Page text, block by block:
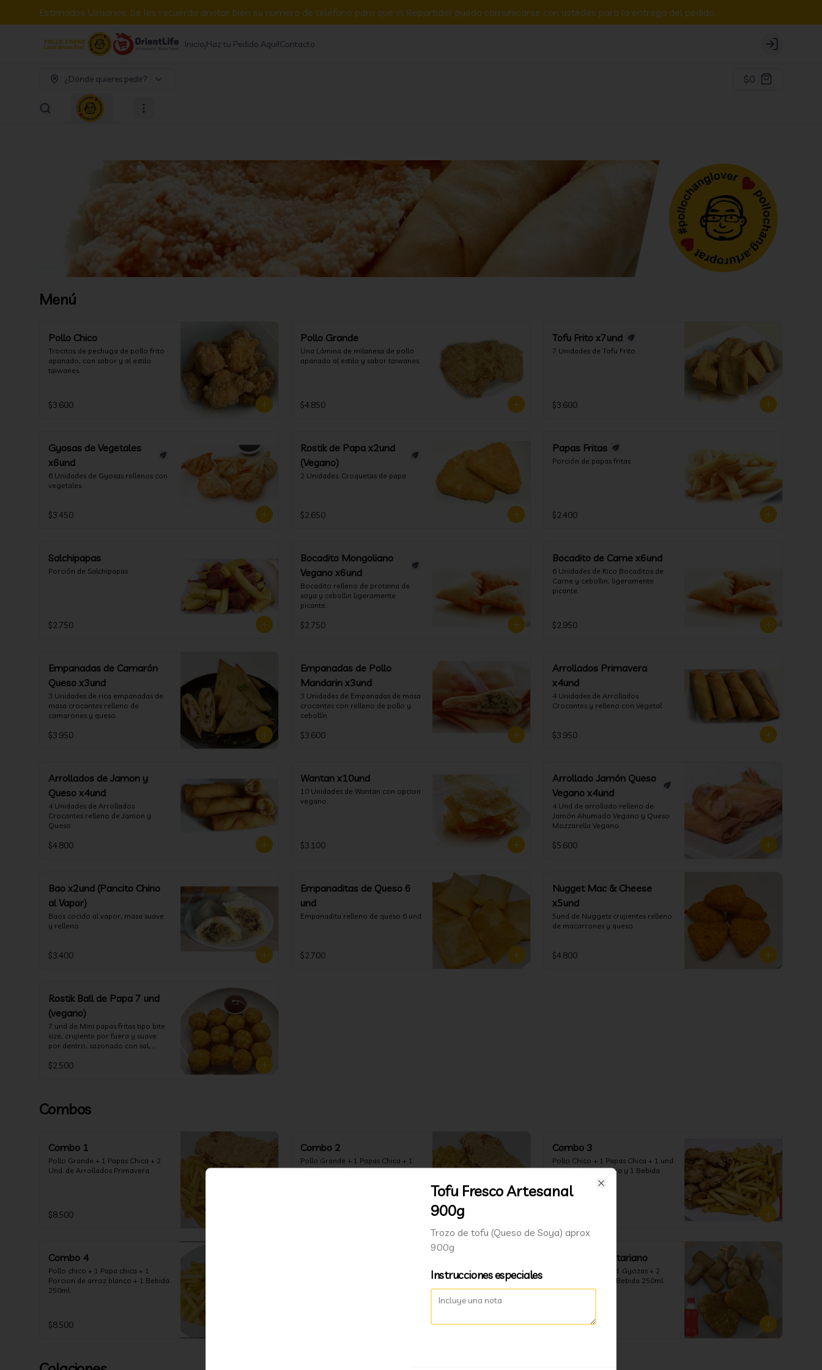
Estimados Usuarios: Se les recuerda anotar bien su numero de teléfono para que el Repartidor pueda comunicarse con ustedes para la entrega del pedido.
Inicio¡Haz tu Pedido Aqui!Contacto Login
¿Dónde quieres pedir? $0
Menú
Pollo Chico
Trocitos de pechuga de pollo frito
apanado, con sabor y al estilo
taiwanes.
$3.600
Pollo Grande
Una Lámina de milanesa de pollo
apanado al estilo y sabor taiwanes.
$4.850
Tofu Frito x7und
7 Unidades de Tofu Frito.
$3.600
Gyosas de Vegetales
x6und
6 Unidades de Gyosas rellenos con
vegetales.
$3.450
Rostik de Papa x2und
(Vegano)
2 Unidades. Croquetas de papa
$2.650
Papas Fritas
Porción de papas fritas
$2.400
Salchipapas
Porción de Salchipapas
$2.750
Bocadito Mongoliano
Vegano x6und
Bocadito relleno de proteina de
soya y cebollin ligeramente
picante.
$2.750
Bocadito de Carne x6und
6 Unidades de Rico Bocaditos de
Carne y cebollin, ligeramente
picante.
$2.950
Empanadas de Camarón
Queso x3und
3 Unidades de rica empanadas de
masa crocantes relleno de
camarones y queso.
$3.950
Empanadas de Pollo
Mandarin x3und
3 Unidades de Empanadas de masa
crocantes con relleno de pollo y
cebollín
$3.600
Arrollados Primavera
x4und
4 Unidades de Arrollados
Crocantes y relleno con Vegetal
$3.950
Arrollados de Jamon y
Queso x4und
4 Unidades de Arrollados
Crocantes relleno de Jamon y
Queso
$4.800
Wantan x10und
10 Unidades de Wantan con opcion
vegano.
$3.100
Arrollado Jamón Queso
Vegano x4und
4 Und de arrollado relleno de
Jamón Ahumado Vegano y Queso
Mozzarella Vegano.
$5.600
Bao x2und (Pancito Chino
al Vapor)
Baos cocido al vapor, masa suave
y relleno
$3.400
Empanaditas de Queso 6
und
Empanadita relleno de queso 6 und
$2.700
Nugget Mac & Cheese
x5und
5und de Nuggets crujientes relleno
de macarrones y queso.
$4.800
Rostik Ball de Papa 7 und
(vegano)
7 und de Mini papas fritas tipo bite
size, crujiente por fuera y suave
por dentro, sazonado con sal,
$2.500
Combos
Combo 1
Pollo Grande + 1 Papas Chica + 2
Und. de Arrollados Primavera.
$8.500
Combo 2
Pollo Grande + 1 Papas Chica + 1
Bebida 250ml.
Combo 3
Pollo Chico + 1 Papas Chica + 1 und
arrollado primavera y 1 Bebida
Combo 4
Pollo chico + 1 Papa chica + 1
Porcion de arroz blanco + 1 Bebida
250ml.
$8.500
Combo 6 Vegetariano
4 Und. Tofu + 4 Und. Gyozas + 2
Rostik de Papa + 1 Bebida 250ml.
$6.200
Tofu Fresco Artesanal
900g
Trozo de tofu (Queso de Soya) aprox
900g
Instrucciones especiales